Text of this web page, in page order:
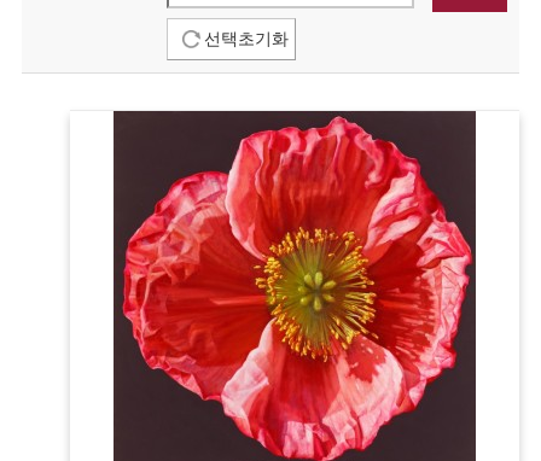
선택초기화